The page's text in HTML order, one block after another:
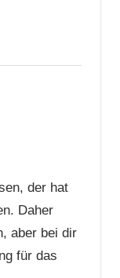
der hat
Daher
aber bei dir
für das